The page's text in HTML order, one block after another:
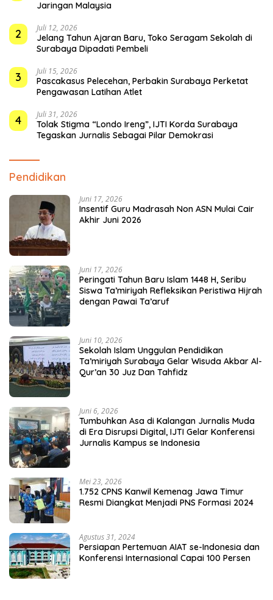
Jaringan Malaysia
2 Juli 12, 2026
Jelang Tahun Ajaran Baru, Toko Seragam Sekolah di
Surabaya Dipadati Pembeli
3 Juli 15, 2026
Pascakasus Pelecehan, Perbakin Surabaya Perketat
Pengawasan Latihan Atlet
4 Juli 31, 2026
Tolak Stigma “Londo Ireng”, IJTI Korda Surabaya
Tegaskan Jurnalis Sebagai Pilar Demokrasi
Pendidikan
Juni 17, 2026
Insentif Guru Madrasah Non ASN Mulai Cair
Akhir Juni 2026
Juni 17, 2026
Peringati Tahun Baru Islam 1448 H, Seribu
Siswa Ta’miriyah Refleksikan Peristiwa Hijrah
dengan Pawai Ta’aruf
Juni 10, 2026
Sekolah Islam Unggulan Pendidikan
Ta’miriyah Surabaya Gelar Wisuda Akbar Al-
Qur’an 30 Juz Dan Tahfidz
Juni 6, 2026
Tumbuhkan Asa di Kalangan Jurnalis Muda
di Era Disrupsi Digital, IJTI Gelar Konferensi
Jurnalis Kampus se Indonesia
Mei 23, 2026
1.752 CPNS Kanwil Kemenag Jawa Timur
Resmi Diangkat Menjadi PNS Formasi 2024
Agustus 31, 2024
Persiapan Pertemuan AIAT se-Indonesia dan
Konferensi Internasional Capai 100 Persen